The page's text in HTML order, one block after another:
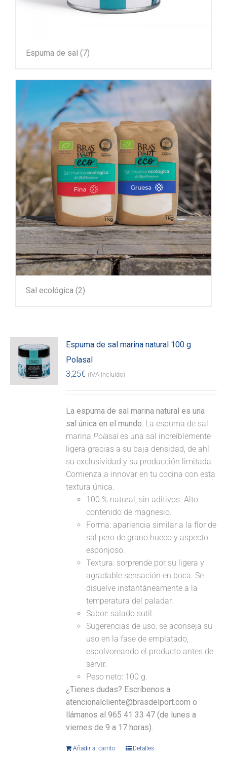
Espuma de sal (7)
Sal ecológica (2)
Espuma de sal marina natural 100 g
Polasal
3,25€ (IVA incluido)
La espuma de sal marina natural es una
sal única en el mundo. La espuma de sal
marinaPolasales una sal increíblemente
ligera gracias a su baja densidad, de ahí
su exclusividad y su producción limitada.
Comienza a innovar en tu cocina con esta
textura única.
100 % natural, sin aditivos. Alto
contenido de magnesio.
Forma: apariencia similar a la flor de
sal pero de grano hueco y aspecto
esponjoso.
Textura: sorprende por su ligera y
agradable sensación en boca. Se
disuelve instantáneamente a la
temperatura del paladar.
Sabor: salado sutil.
Sugerencias de uso: se aconseja su
uso en la fase de emplatado,
espolvoreando el producto antes de
servir.
Peso neto: 100 g.
¿Tienes dudas? Escríbenos a
atencionalcliente@brasdelport.com o
llámanos al 965 41 33 47 (de lunes a
viernes de 9 a 17 horas).
Añadir al carrito Detalles